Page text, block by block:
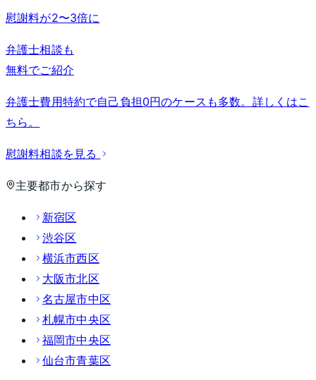
慰謝料が2〜3倍に
弁護士相談も
無料でご紹介
弁護士費用特約で自己負担0円のケースも多数。詳しくはこ
ちら。
慰謝料相談を見る
主要都市から探す
新宿区
渋谷区
横浜市西区
大阪市北区
名古屋市中区
札幌市中央区
福岡市中央区
仙台市青葉区